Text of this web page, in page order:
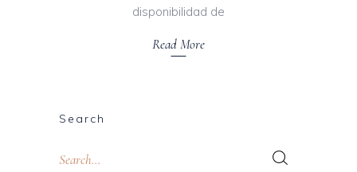
disponibilidad de
Read More
Search